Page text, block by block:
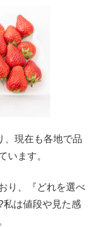
、現在も各地で品
います。
り、
『どれを選べ
私は値段や見た感